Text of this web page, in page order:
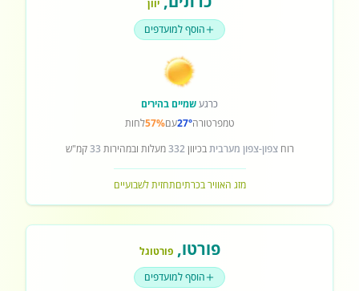
יוון
הוסף למועדפים
כרגעשמיים בהירים
טמפרטורה27°עם57%לחות
רוחצפון-צפון מערביתבכיוון332מעלות ובמהירות 33קמ"ש
מזג האוויר בכרתיםתחזית לשבועיים
פורטו,פורטוגל
הוסף למועדפים